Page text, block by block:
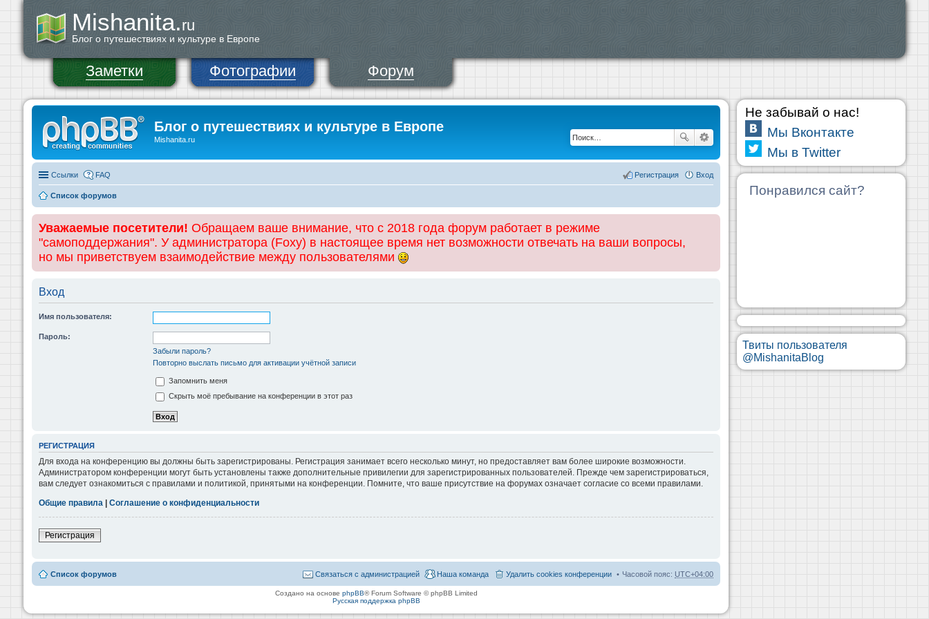
Mishanita.ru
Блог о путешествиях и культуре в Европе
Заметки Фотографии Форум
Блог о путешествиях и культуре в Европе
Mishanita.ru
Ссылки FAQ Вход
Регистрация
Список форумов
Уважаемые посетители! Обращаем ваше внимание, что с 2018 года форум работает в режиме
"самоподдержания". У администратора (Foxy) в настоящее время нет возможности отвечать на ваши вопросы,
но мы приветствуем взаимодействие между пользователями
Вход
Имя пользователя:
Пароль:
Забыли пароль?
Повторно выслать письмо для активации учётной записи
Запомнить меня
Скрыть моё пребывание на конференции в этот раз
РЕГИСТРАЦИЯ
Для входа на конференцию вы должны быть зарегистрированы. Регистрация занимает всего несколько минут, но предоставляет вам более широкие возможности.
Администратором конференции могут быть установлены также дополнительные привилегии для зарегистрированных пользователей. Прежде чем зарегистрироваться,
вам следует ознакомиться с правилами и политикой, принятыми на конференции. Помните, что ваше присутствие на форумах означает согласие со всеми правилами.
Общие правила
Соглашение о конфиденциальности
Регистрация
Список форумов Часовой пояс: UTC+04:00
Удалить cookies конференции
Наша команда
Связаться с администрацией
Создано на основе phpBB® Forum Software © phpBB Limited
Русская поддержка phpBB
Не забывай о нас!
Мы Вконтакте
Мы в Twitter
Понравился сайт?
Твиты пользователя
@MishanitaBlog